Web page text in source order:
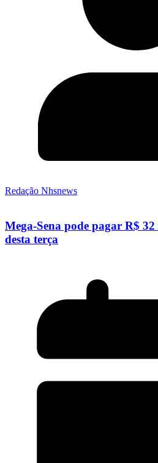
Redação Nhsnews
Mega-Sena pode pagar R$ 32
desta terça